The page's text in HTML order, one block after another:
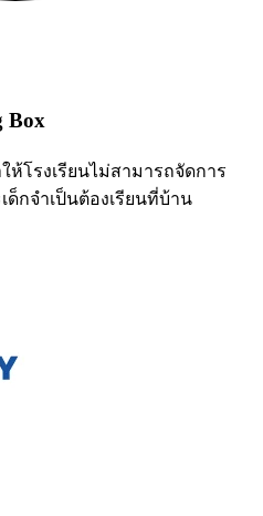
Box
โรงเรียนไม่สามารถจัดการ
ด็กจำเป็นต้องเรียนที่บ้าน